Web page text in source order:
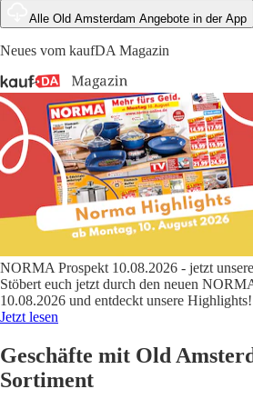
Alle Old Amsterdam Angebote in der App
Neues vom kaufDA Magazin
NORMA Prospekt 10.08.2026 - jetzt
Stöbert euch jetzt durch den neuen
10.08.2026 und entdeckt unsere Highlights!
Jetzt lesen
Geschäfte mit Old
Sortiment